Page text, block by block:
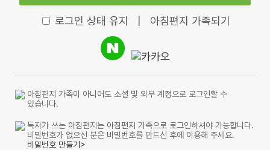
로그인 상태 유지 아침편지 가족되기
아침편지 가족이 아니어도 소셜 및 외부 계정으로 로그인할 수
있습니다.
독자가 쓰는 아침편지는 아침편지 가족으로 로그인하셔야 가능합니다.
비밀번호가 없으신 분은 비밀번호를 만드신 후에 이용해 주세요.
비밀번호 만들기>